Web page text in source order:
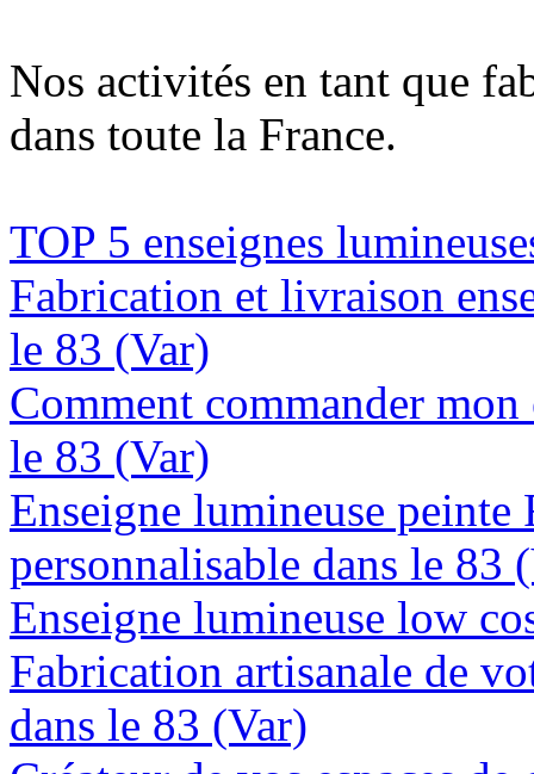
Nos activités en tant que
dans toute la France.
TOP 5 enseignes
Fabrication et livraison
le 83 (Var)
Comment commander
le 83 (Var)
Enseigne lumineuse
personnalisable dans le 83
Enseigne lumineuse low
Fabrication artisanale de
dans le 83 (Var)